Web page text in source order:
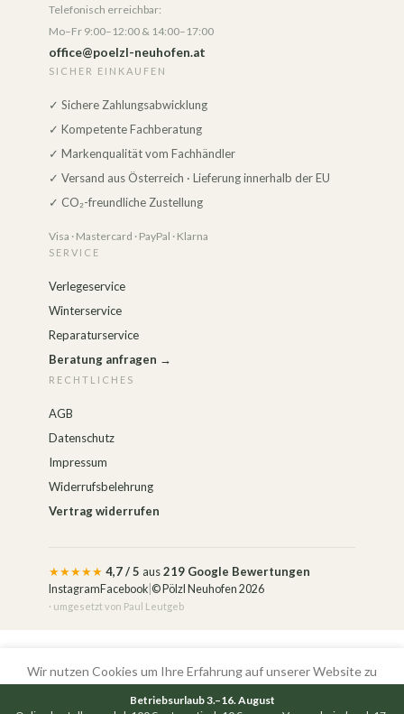
Telefonisch erreichbar:
Mo–Fr 9:00–12:00 & 14:00–17:00
office@poelzl-neuhofen.at
SICHER EINKAUFEN
✓ Sichere Zahlungsabwicklung
✓ Kompetente Fachberatung
✓ Markenqualität vom Fachhändler
✓ Versand aus Österreich · Lieferung innerhalb der EU
✓ CO₂-freundliche Zustellung
Visa · Mastercard · PayPal · Klarna
SERVICE
Verlegeservice
Winterservice
Reparaturservice
Beratung anfragen →
RECHTLICHES
AGB
Datenschutz
Impressum
Widerrufsbelehrung
Vertrag widerrufen
★★★★★ 4,7 / 5 aus219 Google Bewertungen
InstagramFacebook © Pölzl Neuhofen 2026
· umgesetzt von Paul Leutgeb
Wir nutzen Cookies um Ihre Erfahrung auf unserer Website zu
Alle Preise inkl. der gesetzlichen MwSt.
Betriebsurlaub 3.–16. August